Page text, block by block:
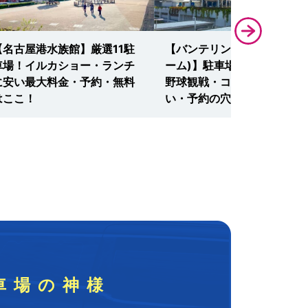
名古屋港水族館】厳選11駐
場！イルカショー・ランチ
安い最大料金・予約・無料
こ！
【バンテリンドーム(ナゴヤ
ーム)】駐車場案内の決定版
野球観戦・コンサートに安
い・予約の穴場はここ！
場の神様